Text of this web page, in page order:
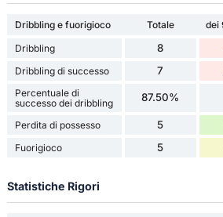
Dribbling e fuorigioco Totale dei
Dribbling
8
Dribbling di successo 7
Percentuale di
successo dei dribbling
87.50%
Perdita di possesso 5
Fuorigioco 5
Statistiche Rigori